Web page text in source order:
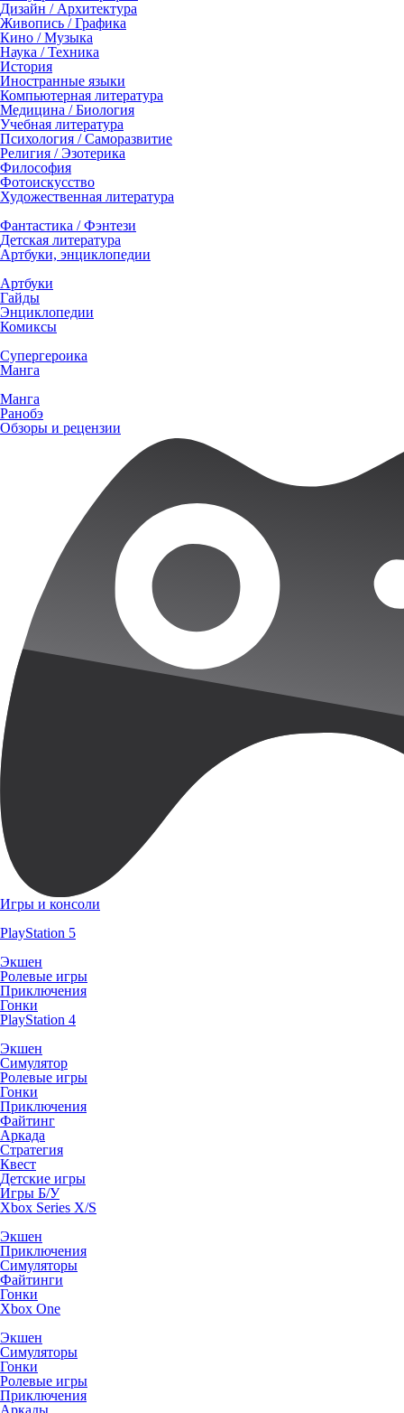
Дизайн / Архитектура
Живопись / Графика
Кино / Музыка
Наука / Техника
История
Иностранные языки
Компьютерная литература
Медицина / Биология
Учебная литература
Психология / Саморазвитие
Религия / Эзотерика
Философия
Фотоискусство
Художественная литература
Фантастика / Фэнтези
Детская литература
Артбуки, энциклопедии
Артбуки
Гайды
Энциклопедии
Комиксы
Супергероика
Манга
Манга
Ранобэ
Обзоры и рецензии
Игры и консоли
PlayStation 5
Экшен
Ролевые игры
Приключения
Гонки
PlayStation 4
Экшен
Симулятор
Ролевые игры
Гонки
Приключения
Файтинг
Аркада
Стратегия
Квест
Детские игры
Игры Б/У
Xbox Series X/S
Экшен
Приключения
Симуляторы
Файтинги
Гонки
Xbox One
Экшен
Симуляторы
Гонки
Ролевые игры
Приключения
Аркады